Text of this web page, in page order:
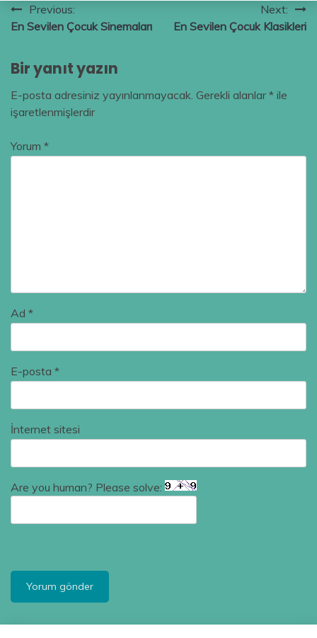
Yazı
gezinmesi
Previous:
En Sevilen Çocuk Sinemaları
Next:
En Sevilen Çocuk Klasikleri
Bir yanıt yazın
E-posta adresiniz yayınlanmayacak. Gerekli alanlar* ile
işaretlenmişlerdir
Yorum *
Ad *
E-posta *
İnternet sitesi
Are you human? Please solve: